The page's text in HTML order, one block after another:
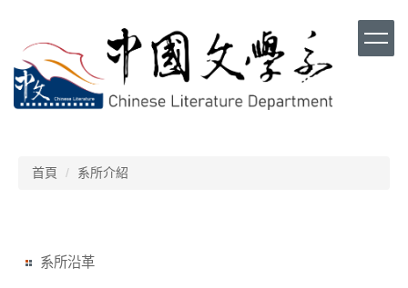
要
內
容
首頁 系所介紹
系所沿革